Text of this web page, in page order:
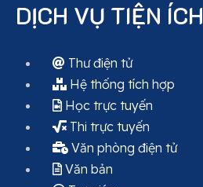
DỊCH VỤ TIỆN ÍCH
Thư điện tử
Hệ thống tích hợp
Học trực tuyến
Thi trực tuyến
Văn phòng điện tử
Văn bản